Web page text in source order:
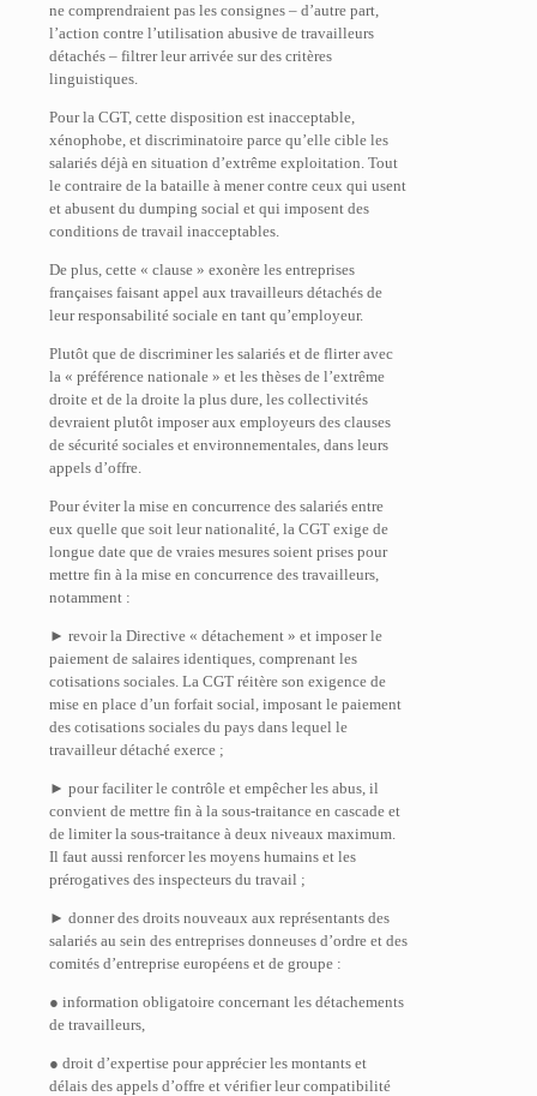
ne comprendraient pas les consignes – d’autre part,
l’action contre l’utilisation abusive de travailleurs
détachés – filtrer leur arrivée sur des critères
linguistiques.
Pour la CGT, cette disposition est inacceptable,
xénophobe, et discriminatoire parce qu’elle cible les
salariés déjà en situation d’extrême exploitation. Tout
le contraire de la bataille à mener contre ceux qui usent
et abusent du dumping social et qui imposent des
conditions de travail inacceptables.
De plus, cette « clause » exonère les entreprises
françaises faisant appel aux travailleurs détachés de
leur responsabilité sociale en tant qu’employeur.
Plutôt que de discriminer les salariés et de flirter avec
la « préférence nationale » et les thèses de l’extrême
droite et de la droite la plus dure, les collectivités
devraient plutôt imposer aux employeurs des clauses
de sécurité sociales et environnementales, dans leurs
appels d’offre.
Pour éviter la mise en concurrence des salariés entre
eux quelle que soit leur nationalité, la CGT exige de
longue date que de vraies mesures soient prises pour
mettre fin à la mise en concurrence des travailleurs,
notamment :
► revoir la Directive « détachement » et imposer le
paiement de salaires identiques, comprenant les
cotisations sociales. La CGT réitère son exigence de
mise en place d’un forfait social, imposant le paiement
des cotisations sociales du pays dans lequel le
travailleur détaché exerce ;
► pour faciliter le contrôle et empêcher les abus, il
convient de mettre fin à la sous-traitance en cascade et
de limiter la sous-traitance à deux niveaux maximum.
Il faut aussi renforcer les moyens humains et les
prérogatives des inspecteurs du travail ;
► donner des droits nouveaux aux représentants des
salariés au sein des entreprises donneuses d’ordre et des
comités d’entreprise européens et de groupe :
● information obligatoire concernant les détachements
de travailleurs,
● droit d’expertise pour apprécier les montants et
délais des appels d’offre et vérifier leur compatibilité